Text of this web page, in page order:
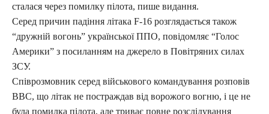
сталася через помилку пілота, пише видання.
Серед причин падіння літака F-16 розглядається також
“дружній вогонь” української ППО, повідомляє “Голос
Америки” з посиланням на джерело в Повітряних силах
ЗСУ.
Співрозмовник серед військового командування розповів
ВВС, що літак не постраждав від ворожого вогню, і це не
була помилка пілота, але триває повне розслідування